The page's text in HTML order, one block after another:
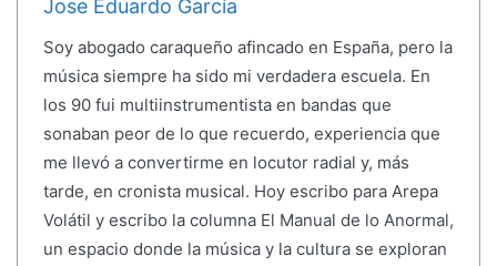
Jose Eduardo García
Soy abogado caraqueño afincado en España, pero la
música siempre ha sido mi verdadera escuela. En
los 90 fui multiinstrumentista en bandas que
sonaban peor de lo que recuerdo, experiencia que
me llevó a convertirme en locutor radial y, más
tarde, en cronista musical. Hoy escribo para Arepa
Volátil y escribo la columna El Manual de lo Anormal,
un espacio donde la música y la cultura se exploran